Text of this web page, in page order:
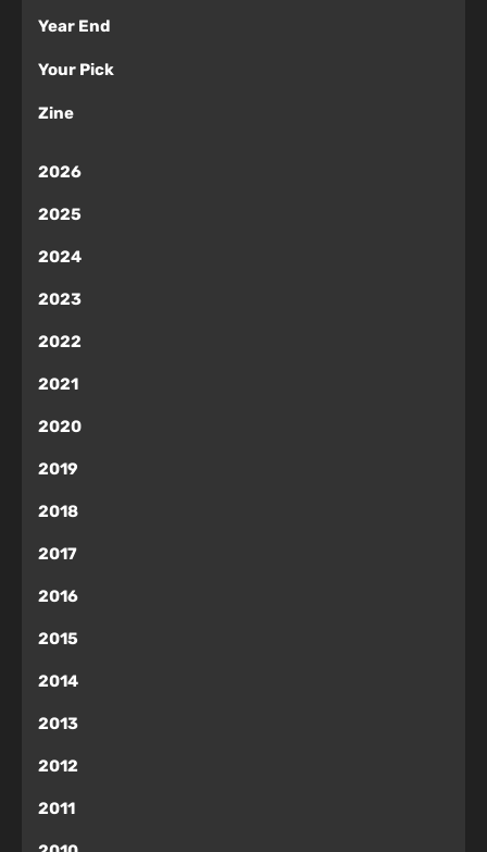
Year End
Your Pick
Zine
2026
2025
2024
2023
2022
2021
2020
2019
2018
2017
2016
2015
2014
2013
2012
2011